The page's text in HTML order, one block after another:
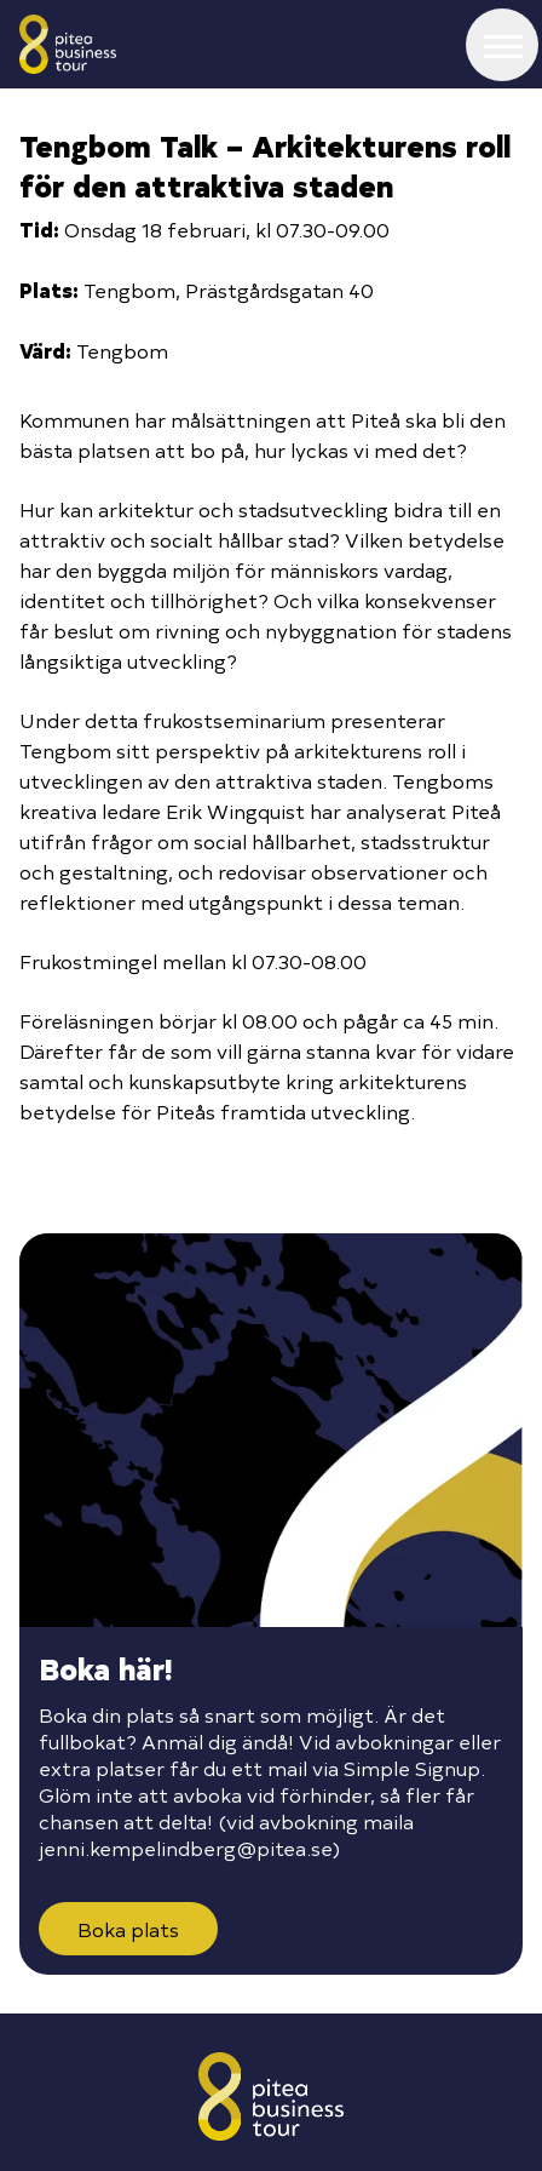
Tourprogram 2026
Bildgalleri
Bli värd för touren
Piteå Business Breakfast
Piteå Business Tour
Piteå Business Awards
Piteå Business
Tengbom Talk – Arkitekturens roll
för den attraktiva staden
Tid: Onsdag 18 februari, kl 07.30-09.00
Plats: Tengbom, Prästgårdsgatan 40
Värd: Tengbom
Kommunen har målsättningen att Piteå ska bli den
bästa platsen att bo på, hur lyckas vi med det?
Hur kan arkitektur och stadsutveckling bidra till en
attraktiv och socialt hållbar stad? Vilken betydelse
har den byggda miljön för människors vardag,
identitet och tillhörighet? Och vilka konsekvenser
får beslut om rivning och nybyggnation för stadens
långsiktiga utveckling?
Under detta frukostseminarium presenterar
Tengbom sitt perspektiv på arkitekturens roll i
utvecklingen av den attraktiva staden. Tengboms
kreativa ledare Erik Wingquist har analyserat Piteå
utifrån frågor om social hållbarhet, stadsstruktur
och gestaltning, och redovisar observationer och
reflektioner med utgångspunkt i dessa teman.
Frukostmingel mellan kl 07.30-08.00
Föreläsningen börjar kl 08.00 och pågår ca 45 min.
Därefter får de som vill gärna stanna kvar för vidare
samtal och kunskapsutbyte kring arkitekturens
betydelse för Piteås framtida utveckling.
Boka här!
Boka din plats så snart som möjligt. Är det
fullbokat? Anmäl dig ändå! Vid avbokningar eller
extra platser får du ett mail via Simple Signup.
Glöm inte att avboka vid förhinder, så fler får
chansen att delta! (vid avbokning maila
jenni.kempelindberg@pitea.se)
Boka plats